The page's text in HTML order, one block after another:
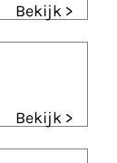
Bekijk >
Bekijk >